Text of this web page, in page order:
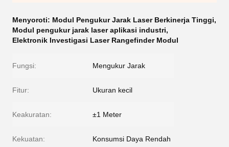
Menyoroti: Modul Pengukur Jarak Laser Berkinerja Tinggi,
Modul pengukur jarak laser aplikasi industri,
Elektronik Investigasi Laser Rangefinder Modul
Fungsi: Mengukur Jarak
Fitur: Ukuran kecil
Keakuratan: ±1 Meter
Kekuatan: Konsumsi Daya Rendah